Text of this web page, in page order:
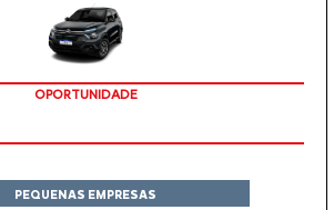
OPORTUNIDADE
PEQUENAS EMPRESAS